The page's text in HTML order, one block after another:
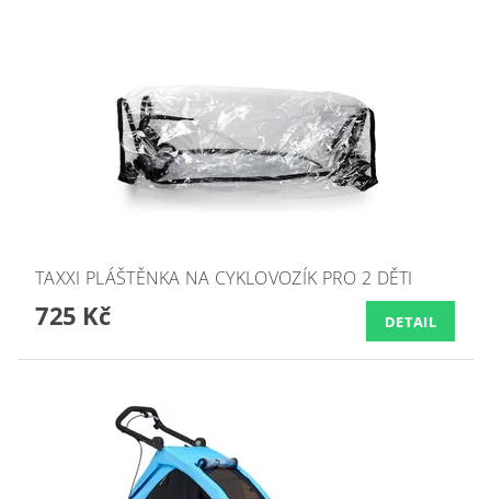
TAXXI PLÁŠTĚNKA NA CYKLOVOZÍK PRO 2 DĚTI
725 Kč DETAIL